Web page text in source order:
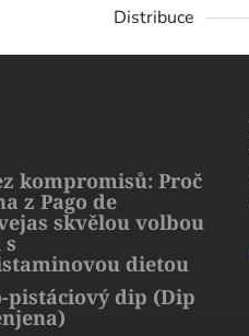
Distribuce
kompromisů: Proč
z Pago de
skvělou volbou
dietou
pistáciový dip (Dip